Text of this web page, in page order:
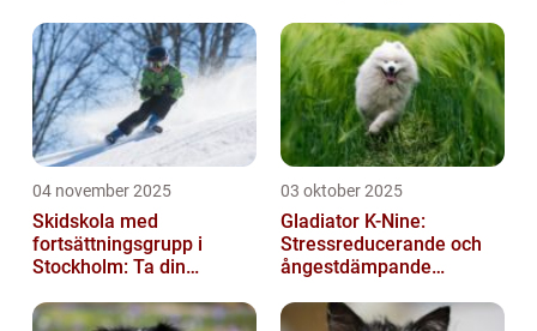
04 november 2025
Skidskola med
fortsättningsgrupp i
Stockholm: Ta din
03 oktober 2025
Gladiator K-Nine:
Stressreducerande och
ångestdämpande